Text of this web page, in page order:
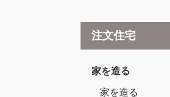
注文住宅
家を造る
家を造る